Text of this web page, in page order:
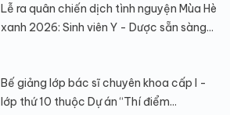
Lễ ra quân chiến dịch tình nguyện Mùa Hè
xanh 2026: Sinh viên Y - Dược sẵn sàng...
Bế giảng lớp bác sĩ chuyên khoa cấp I -
lớp thứ 10 thuộc Dự án “Thí điểm...